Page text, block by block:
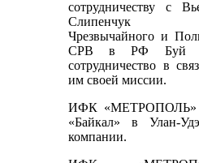
сотрудничеству с
Слипенчук
Чрезвычайного и
СРВ в РФ Буй
сотрудничество в
им своей миссии.
ИФК «МЕТРОПОЛЬ»
«Байкал» в Улан-
компании.